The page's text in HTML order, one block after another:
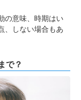
の意味、時期はい
、しない場合もあ
で？